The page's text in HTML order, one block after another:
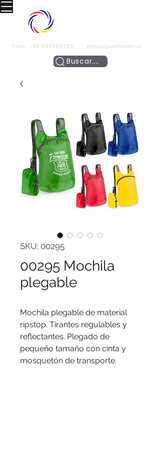
Fono: +56 993466295 ventas@puertocolor.cl
Buscar....
SKU: 00295
00295 Mochila
plegable
Mochila plegable de material
ripstop. Tirantes regulables y
reflectantes. Plegado de
pequeño tamaño con cinta y
mosquetón de transporte.